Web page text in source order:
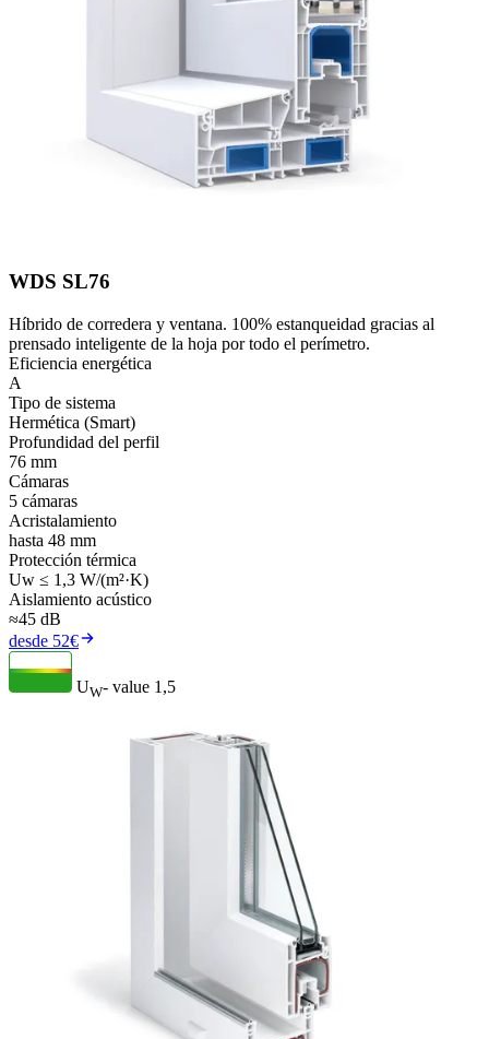
WDS SL76
Híbrido de corredera y ventana. 100% estanqueidad gracias al
prensado inteligente de la hoja por todo el perímetro.
Eficiencia energética
A
Tipo de sistema
Hermética (Smart)
Profundidad del perfil
76 mm
Cámaras
5 cámaras
Acristalamiento
hasta 48 mm
Protección térmica
Uw ≤ 1,3 W/(m²·K)
Aislamiento acústico
≈45 dB
desde 52€
UW- value 1,5